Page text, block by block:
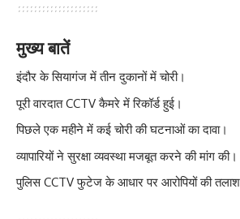
मुख्य बातें
इंदौर के सियागंज में तीन दुकानों में चोरी।
पूरी वारदात CCTV कैमरे में रिकॉर्ड हुई।
पिछले एक महीने में कई चोरी की घटनाओं का दावा।
व्यापारियों ने सुरक्षा व्यवस्था मजबूत करने की मांग की।
पुलिस CCTV फुटेज के आधार पर आरोपियों की